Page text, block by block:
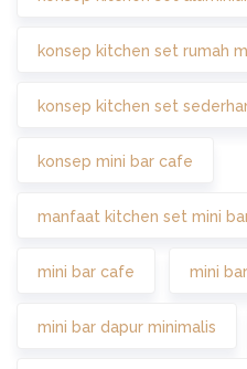
konsep kitchen set rumah
konsep kitchen set
konsep mini bar cafe
manfaat kitchen set mini
mini bar cafe mini
mini bar dapur minimalis